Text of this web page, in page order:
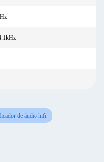
de áudio hifi